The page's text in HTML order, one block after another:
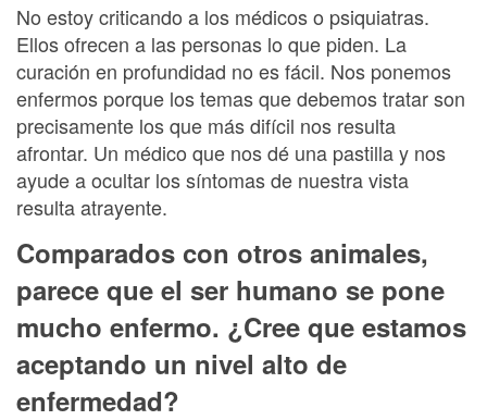
No estoy criticando a los médicos o psiquiatras.
Ellos ofrecen a las personas lo que piden. La
curación en profundidad no es fácil. Nos ponemos
enfermos porque los temas que debemos tratar son
precisamente los que más difícil nos resulta
afrontar. Un médico que nos dé una pastilla y nos
ayude a ocultar los síntomas de nuestra vista
resulta atrayente.
Comparados con otros animales,
parece que el ser humano se pone
mucho enfermo. ¿Cree que estamos
aceptando un nivel alto de
enfermedad?